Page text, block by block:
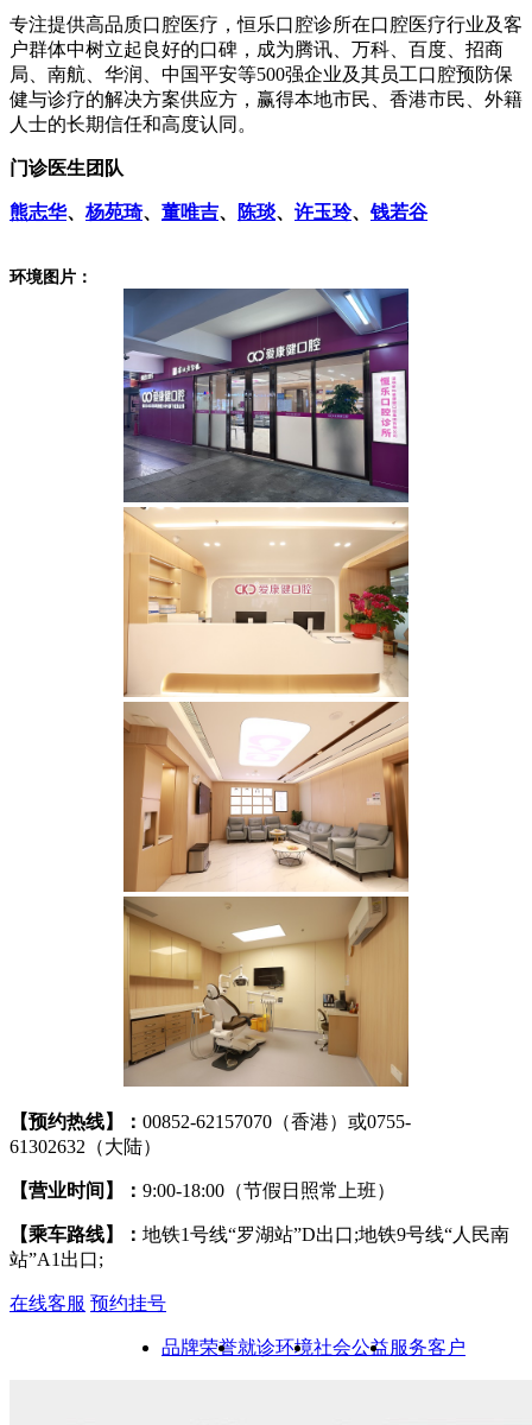
专注提供高品质口腔医疗，恒乐口腔诊所在口腔医疗行业及客
户群体中树立起良好的口碑，成为腾讯、万科、百度、招商
局、南航、华润、中国平安等500强企业及其员工口腔预防保
健与诊疗的解决方案供应方，赢得本地市民、香港市民、外籍
人士的长期信任和高度认同。
门诊医生团队
熊志华、 杨苑琦、 董唯吉、 陈琰、 许玉玲、钱若谷
环境图片：
【预约热线】： 00852-62157070（香港）或0755-
61302632（大陆）
【营业时间】： 9:00-18:00（节假日照常上班）
【乘车路线】： 地铁1号线“罗湖站”D出口;地铁9号线“人民南
站”A1出口;
在线客服 预约挂号
品牌荣誉就诊环境社会公益服务客户